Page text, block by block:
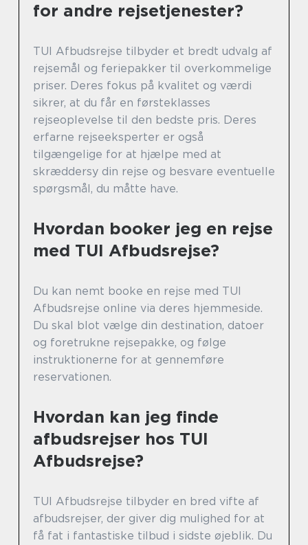
for andre rejsetjenester?
TUI Afbudsrejse tilbyder et bredt udvalg af
rejsemål og feriepakker til overkommelige
priser. Deres fokus på kvalitet og værdi
sikrer, at du får en førsteklasses
rejseoplevelse til den bedste pris. Deres
erfarne rejseeksperter er også
tilgængelige for at hjælpe med at
skræddersy din rejse og besvare eventuelle
spørgsmål, du måtte have.
Hvordan booker jeg en rejse
med TUI Afbudsrejse?
Du kan nemt booke en rejse med TUI
Afbudsrejse online via deres hjemmeside.
Du skal blot vælge din destination, datoer
og foretrukne rejsepakke, og følge
instruktionerne for at gennemføre
reservationen.
Hvordan kan jeg finde
afbudsrejser hos TUI
Afbudsrejse?
TUI Afbudsrejse tilbyder en bred vifte af
afbudsrejser, der giver dig mulighed for at
få fat i fantastiske tilbud i sidste øjeblik. Du